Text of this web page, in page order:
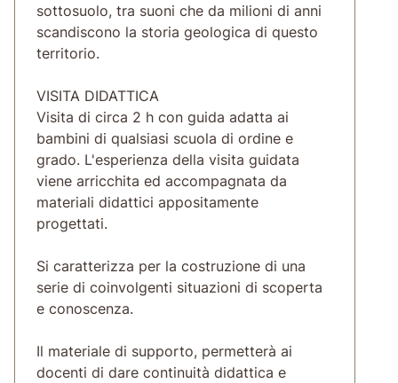
sottosuolo, tra suoni che da milioni di anni
scandiscono la storia geologica di questo
territorio.
VISITA DIDATTICA
Visita di circa 2 h con guida adatta ai
bambini di qualsiasi scuola di ordine e
grado. L'esperienza della visita guidata
viene arricchita ed accompagnata da
materiali didattici appositamente
progettati.
Si caratterizza per la costruzione di una
serie di coinvolgenti situazioni di scoperta
e conoscenza.
Il materiale di supporto, permetterà ai
docenti di dare continuità didattica e